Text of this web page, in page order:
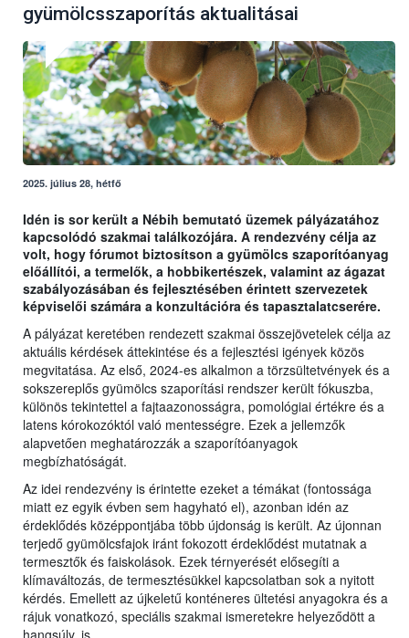
gyümölcsszaporítás aktualitásai
2025. július 28, hétfő
Idén is sor került a Nébih bemutató üzemek pályázatához
kapcsolódó szakmai találkozójára. A rendezvény célja az
volt, hogy fórumot biztosítson a gyümölcs szaporítóanyag
előállítói, a termelők, a hobbikertészek, valamint az ágazat
szabályozásában és fejlesztésében érintett szervezetek
képviselői számára a konzultációra és tapasztalatcserére.
A pályázat keretében rendezett szakmai összejövetelek célja az
aktuális kérdések áttekintése és a fejlesztési igények közös
megvitatása. Az első, 2024-es alkalmon a törzsültetvények és a
sokszereplős gyümölcs szaporítási rendszer került fókuszba,
különös tekintettel a fajtaazonosságra, pomológiai értékre és a
latens kórokozóktól való mentességre. Ezek a jellemzők
alapvetően meghatározzák a szaporítóanyagok
megbízhatóságát.
Az idei rendezvény is érintette ezeket a témákat (fontossága
miatt ez egyik évben sem hagyható el), azonban idén az
érdeklődés középpontjába több újdonság is került. Az újonnan
terjedő gyümölcsfajok iránt fokozott érdeklődést mutatnak a
termesztők és faiskolások. Ezek térnyerését elősegíti a
klímaváltozás, de termesztésükkel kapcsolatban sok a nyitott
kérdés. Emellett az újkeletű konténeres ültetési anyagokra és a
rájuk vonatkozó, speciális szakmai ismeretekre helyeződött a